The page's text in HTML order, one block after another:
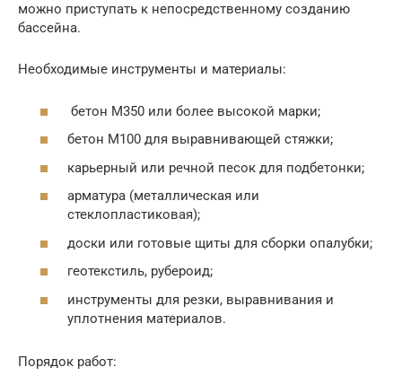
можно приступать к непосредственному созданию
бассейна.
Необходимые инструменты и материалы:
бетон М350 или более высокой марки;
бетон М100 для выравнивающей стяжки;
карьерный или речной песок для подбетонки;
арматура (металлическая или
стеклопластиковая);
доски или готовые щиты для сборки опалубки;
геотекстиль, рубероид;
инструменты для резки, выравнивания и
уплотнения материалов.
Порядок работ: